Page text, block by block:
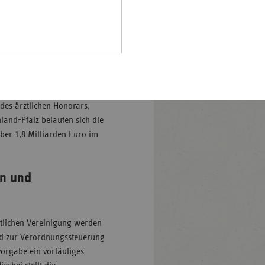
ärztlichen Honorars,
Pfalz belaufen sich die
1,8 Milliarden Euro im
und
Vereinigung werden
zur Verordnungssteuerung
ein vorläufiges